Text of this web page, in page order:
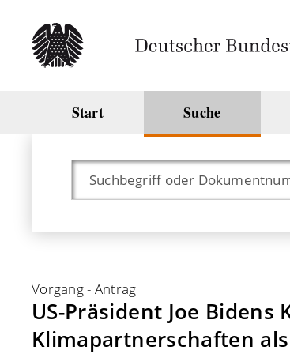
Start Suche
Vorgang- Antrag
US-Präsident Joe
Klimapartnerschaften